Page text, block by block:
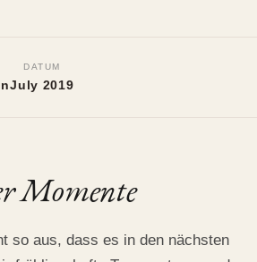
DATUM
July 2019
Momente
so aus, dass es in den nächsten